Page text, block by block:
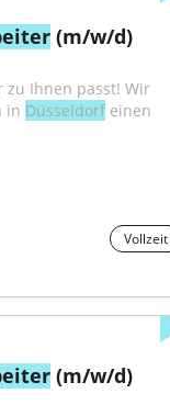
(m/w/d)
zu Ihnen passt! Wir
in Düsseldorf einen
Vollzeit
(m/w/d)